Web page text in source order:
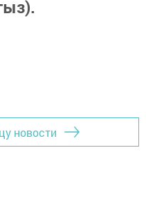
новости